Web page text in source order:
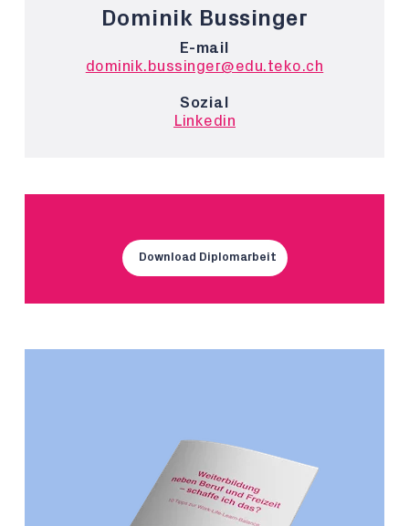
Dominik Bussinger
E-mail
dominik.bussinger@edu.teko.ch
Sozial
Linkedin
Download Diplomarbeit